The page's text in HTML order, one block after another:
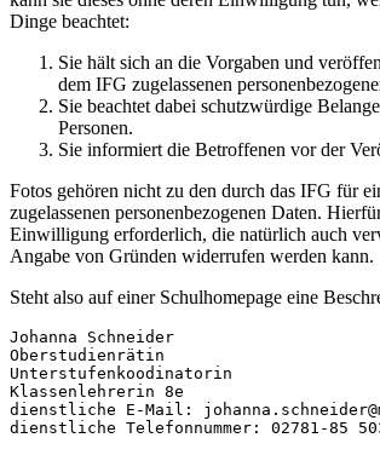
Dinge beachtet:
Sie hält sich an die Vorgaben und
dem IFG zugelassenen
Sie beachtet dabei schutzwürdige
Personen.
Sie informiert die Betroffenen vor der
Fotos gehören nicht zu den durch das IFG für
zugelassenen personenbezogenen Daten.
Einwilligung erforderlich, die natürlich auch
Angabe von Gründen widerrufen werden kann.
Steht also auf einer Schulhomepage eine
Johanna Schneider
Oberstudienrätin
Unterstufenkoodinatorin
Klassenlehrerin 8e
dienstliche E-Mail:
dienstliche Telefonnummer: 02781-85